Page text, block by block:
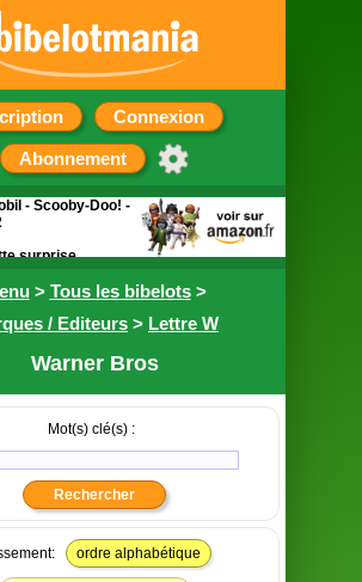
Connexion
Abonnement
> Tous les bibelots>
/ Editeurs > Lettre W
Warner Bros
Mot(s) clé(s) :
ordre alphabétique
- Scooby-Doo! -
surprise